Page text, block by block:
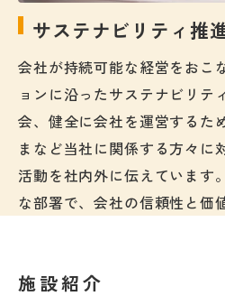
サステナビリティ推
会社が持続可能な経営をおこ
ョンに沿ったサステナビリテ
会、健全に会社を運営するた
まなど当社に関係する方々に
活動を社内外に伝えています
な部署で、会社の信頼性と価
施設紹介